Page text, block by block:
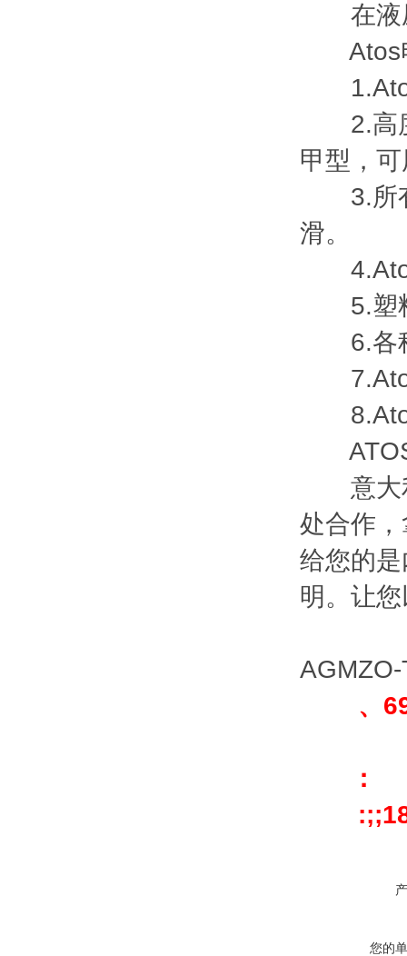
在液压
Atos电
1.Atos
2.高度
甲型，
3.所有
滑。
4.Atos
5.塑料
6.各种
7.Atos
8.Atos
ATOS
意大利
处合作
给您的
明。让
、
：
您的